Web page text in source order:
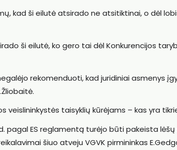
kad ši eilutė atsirado ne atsitiktinai, o dėl
ši eilutė, ko gero tai dėl Konkurencijos
rekomenduoti, kad juridiniai asmenys
veislininkystės taisyklių kūrėjams – kas yra
d. pagal ES reglamentą turėjo būti pakeista
šiuo atveju VGVK pirmininkas